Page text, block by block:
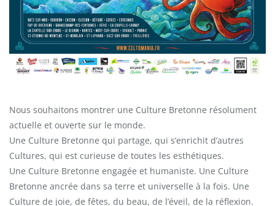
Nous souhaitons montrer une Culture Bretonne résolument
actuelle et ouverte sur le monde.
Une Culture Bretonne qui partage, qui s’enrichit d’autres
Cultures, qui est curieuse de toutes les esthétiques.
Une Culture Bretonne engagée et humaniste. Une Culture
Bretonne ancrée dans sa terre et universelle à la fois. Une
Culture de joie, de fêtes, du beau, de l’éveil, de la réflexion.